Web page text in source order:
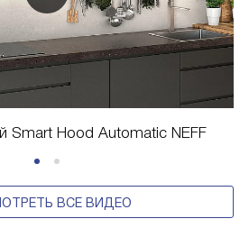
Smart Hood Automatic NEFF
ВСЕ ВИДЕО